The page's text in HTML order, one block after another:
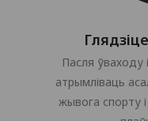
Пасля
атрымліваць
жывога спорту